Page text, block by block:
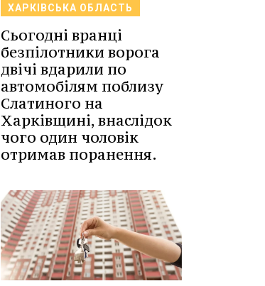
ХАРКІВСЬКА ОБЛАСТЬ
Сьогодні вранці
безпілотники ворога
двічі вдарили по
автомобілям поблизу
Слатиного на
Харківщині, внаслідок
чого один чоловік
отримав поранення.